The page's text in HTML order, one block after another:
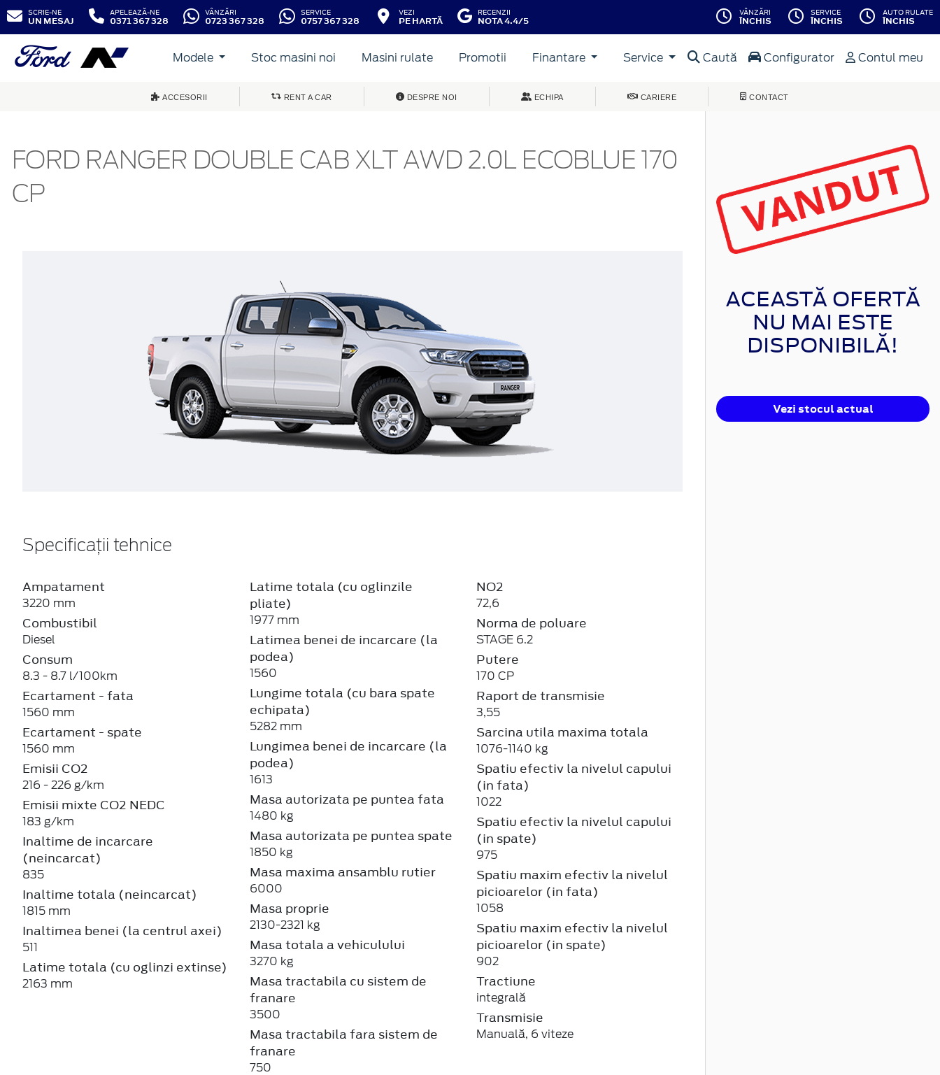
SCRIE-NE
UN MESAJ
APELEAZĂ-NE
0371 367 328
VÂNZĂRI
0723 367 328
SERVICE
0757 367 328
VEZI
PE HARTĂ
RECENZII
NOTA 4.4/5
VÂNZĂRI
ÎNCHIS
SERVICE
ÎNCHIS
AUTO RULATE
ÎNCHIS
Modele Stoc masini noi Masini rulate Promotii Finantare Service Caută Configurator Contul meu
ACCESORII RENT A CAR DESPRE NOI ECHIPA CARIERE CONTACT
FORD RANGER DOUBLE CAB XLT AWD 2.0L ECOBLUE 170
CP
Specificații tehnice
Ampatament
3220 mm
Combustibil
Diesel
Consum
8.3 - 8.7 l/100km
Ecartament - fata
1560 mm
Ecartament - spate
1560 mm
Emisii CO2
216 - 226 g/km
Emisii mixte CO2 NEDC
183 g/km
Inaltime de incarcare
(neincarcat)
835
Inaltime totala (neincarcat)
1815 mm
Inaltimea benei (la centrul axei)
511
Latime totala (cu oglinzi extinse)
2163 mm
Latime totala (cu oglinzile
pliate)
1977 mm
Latimea benei de incarcare (la
podea)
1560
Lungime totala (cu bara spate
echipata)
5282 mm
Lungimea benei de incarcare (la
podea)
1613
Masa autorizata pe puntea fata
1480 kg
Masa autorizata pe puntea spate
1850 kg
Masa maxima ansamblu rutier
6000
Masa proprie
2130-2321 kg
Masa totala a vehiculului
3270 kg
Masa tractabila cu sistem de
franare
3500
Masa tractabila fara sistem de
franare
750
NO2
72,6
Norma de poluare
STAGE 6.2
Putere
170 CP
Raport de transmisie
3,55
Sarcina utila maxima totala
1076-1140 kg
Spatiu efectiv la nivelul capului
(in fata)
1022
Spatiu efectiv la nivelul capului
(in spate)
975
Spatiu maxim efectiv la nivelul
picioarelor (in fata)
1058
Spatiu maxim efectiv la nivelul
picioarelor (in spate)
902
Tractiune
integrală
Transmisie
Manuală, 6 viteze
ACEASTĂ OFERTĂ
NU MAI ESTE
DISPONIBILĂ!
Vezi stocul actual